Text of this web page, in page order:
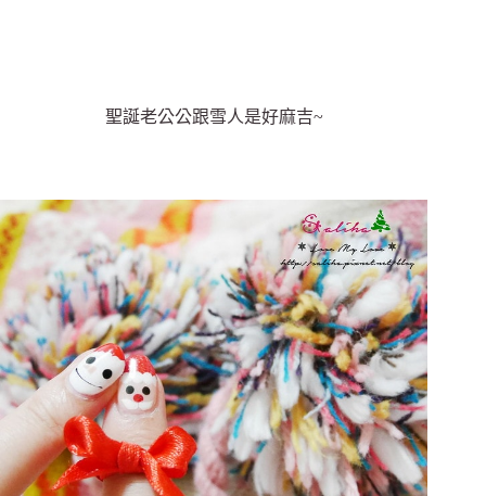
聖誕老公公跟雪人是好麻吉~